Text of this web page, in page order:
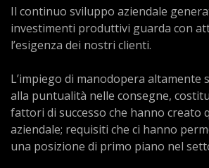
Il continuo sviluppo aziendale
investimenti produttivi guarda con
l’esigenza dei nostri clienti.
L’impiego di manodopera altamente
alla puntualità nelle consegne,
fattori di successo che hanno creato
aziendale; requisiti che ci hanno
una posizione di primo piano nel